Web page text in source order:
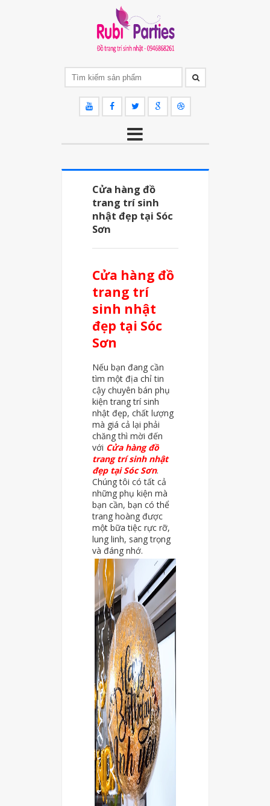
Cửa hàng đồ
trang trí sinh
nhật đẹp tại Sóc
Sơn
Cửa hàng đồ
trang trí
sinh nhật
đẹp tại Sóc
Sơn
Nếu bạn đang cần
tìm một địa chỉ tin
cậy chuyên bán phụ
kiện trang trí sinh
nhật đẹp, chất lượng
mà giá cả lại phải
chăng thì mời đến
với Cửa hàng đồ
trang trí sinh nhật
đẹp tại Sóc Sơn.
Chúng tôi có tất cả
những phụ kiện mà
bạn cần, bạn có thể
trang hoàng được
một bữa tiệc rực rỡ,
lung linh, sang trọng
và đáng nhớ.